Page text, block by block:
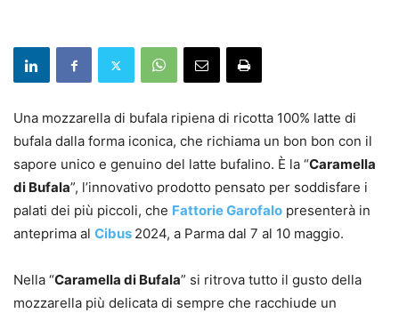
Una mozzarella di bufala ripiena di ricotta 100% latte di
bufala dalla forma iconica, che richiama un bon bon con il
sapore unico e genuino del latte bufalino. È la “Caramella
di Bufala”, l’innovativo prodotto pensato per soddisfare i
palati dei più piccoli, che Fattorie Garofalo presenterà in
anteprima al Cibus 2024, a Parma dal 7 al 10 maggio.
Nella “Caramella di Bufala” si ritrova tutto il gusto della
mozzarella più delicata di sempre che racchiude un